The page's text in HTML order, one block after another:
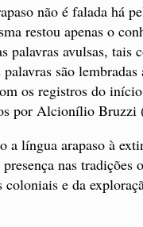
não é falada há
restou apenas o
palavras avulsas, tais
são
os registros do
por Alcionílio Bruzzi
língua arapaso à
nas tradições
e da